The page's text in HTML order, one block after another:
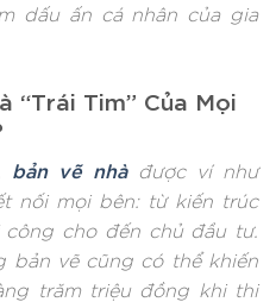
dấu ấn cá nhân của gia
“Trái Tim” Của Mọi
bản vẽ nhàđược ví như
nối mọi bên: từ kiến trúc
cho đến chủ đầu tư.
bản vẽ cũng có thể khiến
trăm triệu đồng khi thi